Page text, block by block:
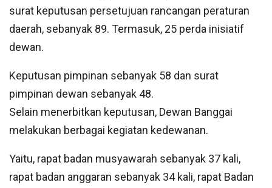
surat keputusan persetujuan rancangan peraturan
daerah, sebanyak 89. Termasuk, 25 perda inisiatif
dewan.
Keputusan pimpinan sebanyak 58 dan surat
pimpinan dewan sebanyak 48.
Selain menerbitkan keputusan, Dewan Banggai
melakukan berbagai kegiatan kedewanan.
Yaitu, rapat badan musyawarah sebanyak 37 kali,
rapat badan anggaran sebanyak 34 kali, rapat Badan